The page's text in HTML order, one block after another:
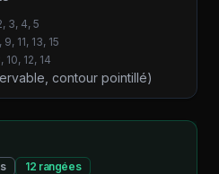
3, 4, 5
11, 13, 15
12, 14
contour pointillé)
12 rangées